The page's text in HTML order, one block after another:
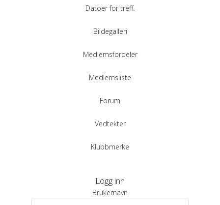
Datoer for treff.
Bildegalleri
Medlemsfordeler
Medlemsliste
Forum
Vedtekter
Klubbmerke
Logg inn
Brukernavn